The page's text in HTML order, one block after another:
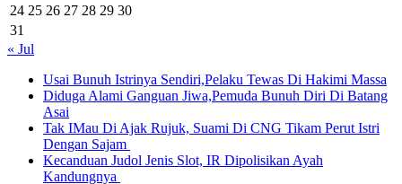
24 25 26 27 28 29 30
31
« Jul
Usai Bunuh Istrinya Sendiri,Pelaku Tewas Di Hakimi Massa
Diduga Alami Ganguan Jiwa,Pemuda Bunuh Diri Di Batang
Asai
Tak IMau Di Ajak Rujuk, Suami Di CNG Tikam Perut Istri
Dengan Sajam
Kecanduan Judol Jenis Slot, IR Dipolisikan Ayah
Kandungnya